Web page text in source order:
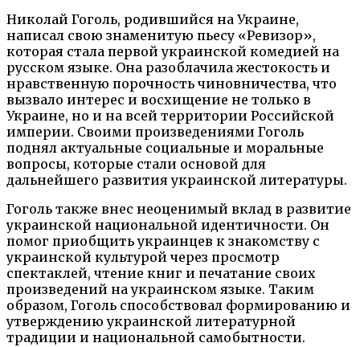
Николай Гоголь, родившийся на Украине,
написал свою знаменитую пьесу «Ревизор»,
которая стала первой украинской комедией на
русском языке. Она разоблачила жестокость и
нравственную порочность чиновничества, что
вызвало интерес и восхищение не только в
Украине, но и на всей территории Российской
империи. Своими произведениями Гоголь
поднял актуальные социальные и моральные
вопросы, которые стали основой для
дальнейшего развития украинской литературы.
Гоголь также внес неоценимый вклад в развитие
украинской национальной идентичности. Он
помог приобщить украинцев к знакомству с
украинской культурой через просмотр
спектаклей, чтение книг и печатание своих
произведений на украинском языке. Таким
образом, Гоголь способствовал формированию и
утверждению украинской литературной
традиции и национальной самобытности.